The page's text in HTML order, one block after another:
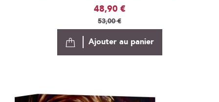
Prix
Spécial
48,90 €
53,00 €
Ajouter au panier